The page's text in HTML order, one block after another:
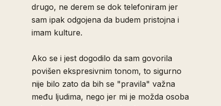
drugo, ne derem se dok telefoniram jer
sam ipak odgojena da budem pristojna i
imam kulture.
Ako se i jest dogodilo da sam govorila
povišen ekspresivnim tonom, to sigurno
nije bilo zato da bih se "pravila" važna
među ljudima, nego jer mi je možda osoba